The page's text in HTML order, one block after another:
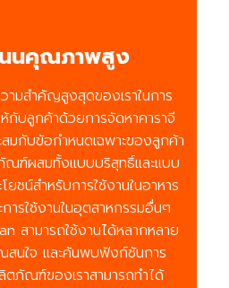
นนคุณภาพสูง
มสำคัญสูงสุดของเราในการ
กับลูกค้าด้วยการจัดหาคาราจี
มกับข้อกำหนดเฉพาะของลูกค้า
ณฑ์ผสมทั้งแบบบริสุทธิ์และแบบ
ชน์สำหรับการใช้งานในอาหาร
ารใช้งานในอุตสาหกรรมอื่นๆ
สามารถใช้งานได้หลากหลาย
นใจ และค้นพบฟังก์ชันการ
ตภัณฑ์ของเราสามารถทำได้